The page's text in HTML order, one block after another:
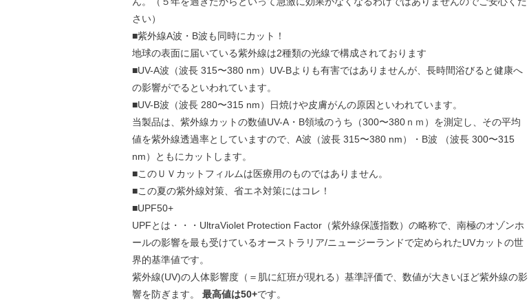
さい）
■紫外線A波・B波も同時にカット！
地球の表面に届いている紫外線は2種類の光線で構成されております
■UV-A波（波長 315〜380 nm）UV-Bよりも有害ではありませんが、長時間浴びると健康へ
の影響がでるといわれています。
■UV-B波（波長 280〜315 nm）日焼けや皮膚がんの原因といわれています。
当製品は、紫外線カットの数値UV-A・B領域のうち（300〜380ｎｍ）を測定し、その平均
値を紫外線透過率としていますので、A波（波長 315〜380 nm）・B波 （波長 300〜315
nm）ともにカットします。
■このＵＶカットフィルムは医療用のものではありません。
■この夏の紫外線対策、省エネ対策にはコレ！
■UPF50+
UPFとは・・・UltraViolet Protection Factor（紫外線保護指数）の略称で、南極のオゾンホ
ールの影響を最も受けているオーストラリア/ニュージーランドで定められたUVカットの世
界的基準値です。
紫外線(UV)の人体影響度（＝肌に紅班が現れる）基準評価で、数値が大きいほど紫外線の影
響を防ぎます。 最高値は50+です。